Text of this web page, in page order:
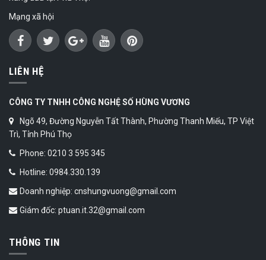
Mạng xã hội
LIÊN HỆ
CÔNG TY TNHH CÔNG NGHỆ SỐ HÙNG VƯƠNG
Ngõ 49, Đường Nguyễn Tất Thành, Phường Thanh Miếu, TP Việt
Trì, Tỉnh Phú Thọ
Phone: 0210 3 595 345
Hotline: 0984.330.139
Doanh nghiệp: cnshungvuong@gmail.com
Giám đốc: ptuan.it.32@gmail.com
THÔNG TIN